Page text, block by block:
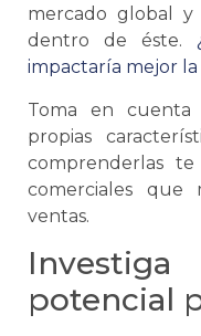
mercado global
dentro de éste.
impactaría mejor
Toma en
propias
comprenderlas
comerciales
ventas.
potencial